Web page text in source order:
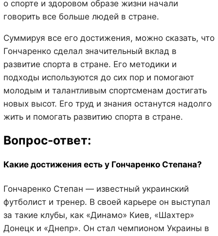
о спорте и здоровом образе жизни начали
говорить все больше людей в стране.
Суммируя все его достижения, можно сказать, что
Гончаренко сделал значительный вклад в
развитие спорта в стране. Его методики и
подходы используются до сих пор и помогают
молодым и талантливым спортсменам достигать
новых высот. Его труд и знания останутся надолго
жить и помогать развитию спорта в стране.
Вопрос-ответ:
Какие достижения есть у Гончаренко Степана?
Гончаренко Степан — известный украинский
футболист и тренер. В своей карьере он выступал
за такие клубы, как «Динамо» Киев, «Шахтер»
Донецк и «Днепр». Он стал чемпионом Украины в